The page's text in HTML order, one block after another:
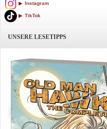
Instagram
TikTok
UNSERE LESETIPPS